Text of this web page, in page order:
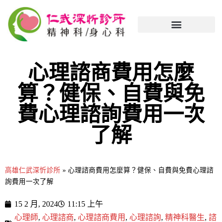
心理諮商費用怎麼
算？健保、自費與免
費心理諮詢費用一次
了解
高雄仁武深忻診所 » 心理諮商費用怎麼算？健保、自費與免費心理諮
詢費用一次了解
15 2 月, 2024
11:15 上午
心理師, 心理諮商, 心理諮商費用 , 心理諮詢, 精神科醫生, 諮